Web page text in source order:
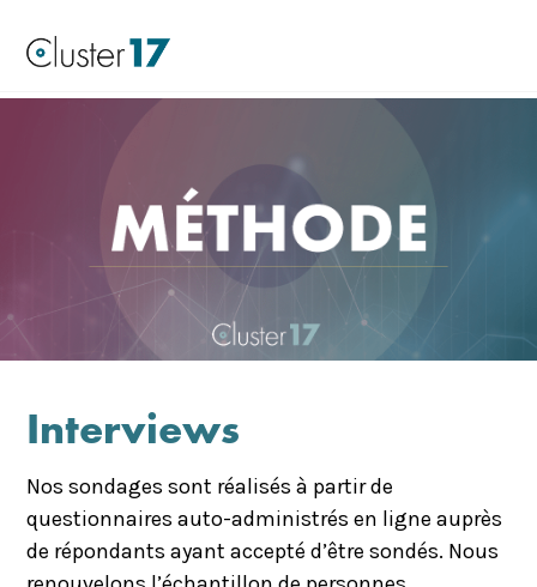
Interviews
Nos sondages sont réalisés à partir de
questionnaires auto-administrés en ligne auprès
de répondants ayant accepté d’être sondés. Nous